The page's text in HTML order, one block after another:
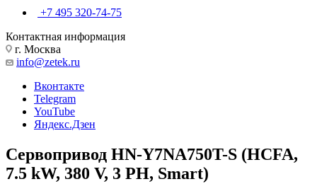
+7 495 320-74-75
Контактная информация
г. Москва
info@zetek.ru
Вконтакте
Telegram
YouTube
Яндекс.Дзен
Сервопривод HN-Y7NA750T-S (HCFA,
7.5 kW, 380 V, 3 PH, Smart)